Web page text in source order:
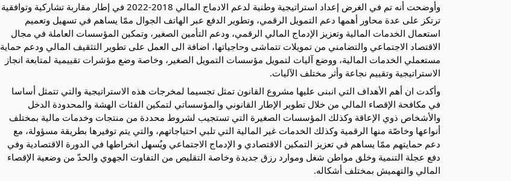
وأوضحت أنه تم في الغرض إعداد استراتيجية وطنية لدعم الادماج المالي 2018-2022 في إطار مقاربة تشاركية وتوافقية
ترتكز على عدة محاور أهمها دعم التمويل الرقمي، وتطوير الدفع عبر الهاتف الجوال ممّا يساهم في تسهيل وتعميم
استعمال الخدمات المالية وتعزيز الإدماج المالي الرقمي، ودعم التأمين الصغير، وتمكين المؤسسات العاملة في مجال
الاقتصاد الاجتماعي والتضامني من تمويلات تتماشى وحاجياتها، اضافة الى العمل على تطوير التثقيف المالي ودعم حماية
مستعملي الخدمات المالية، ووضع آليات لتمويل مؤسسات التمويل الصغير، وخاصة وضع مؤشرات تقييمية لمتابعة انجاز
الاستراتيجية وتقييم نجاعة وأثر مختلف الآليات.
وأكدت ان أهم الأهداف التي انبنى عليها مشروع القانون تمثل تجسيما لمخرجات هذه الاستراتيجية والتي تتمثل أساسا
في مكافحة الإقصاء المالي من خلال تطوير الإطار القانوني والمؤسساتي لتمكين الفئات الهشة والمحدودة الدخل
والأشخاص ذوي الإعاقة وكذلك المؤسسات الصغيرة التي تستجيب لشروط محددة من منتجات وخدمات مالية بمختلف
أنواعها وخاصّة منها الرقمية وكذلك الخدمات غير المالية التي تلبي احتياجاتهم، والتي يتم توفيرها بطريقة مسؤولة، مع
دعم حمايتهم ممّا يساهم في تعزيز التمكين الاقتصادي و الإدماج الاجتماعي ويُسهل انخراطها في الدورة الاقتصادية وفي
دفع عجلة التنمية وخلق مواطن شغل وموارد رزق جديدة وخاصة التقليص من التفاوت الجهوي والحدّ من وضعية الإقصاء
المالي والتهميش بمختلف أشكاله.